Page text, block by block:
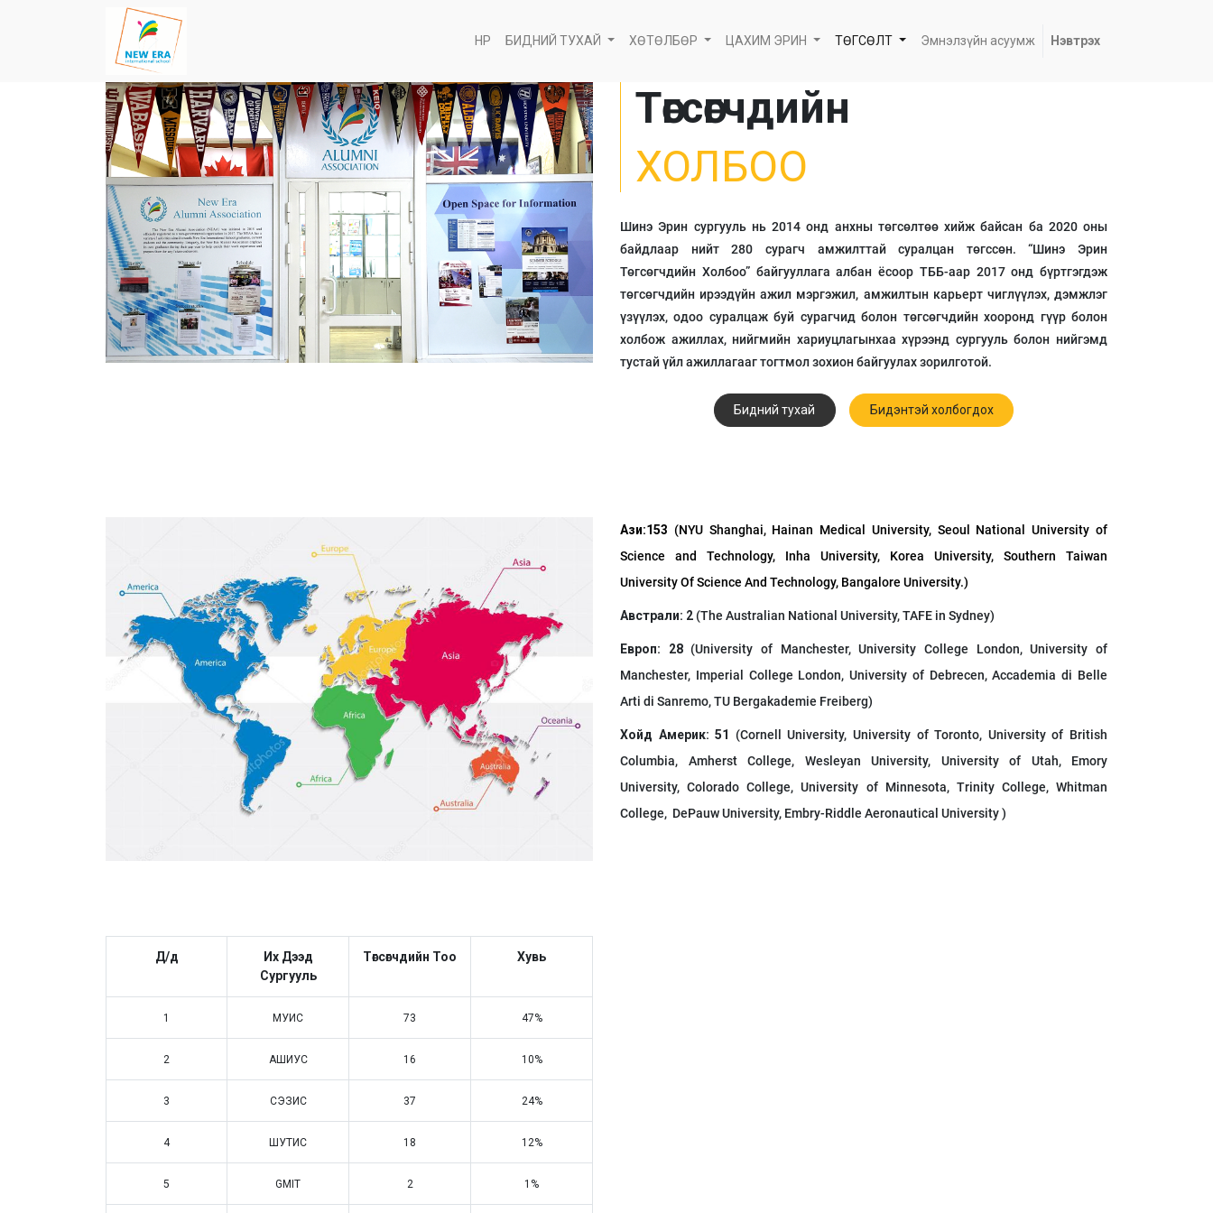
НҮҮР БИДНИЙ ТУХАЙ ХӨТӨЛБӨР ЦАХИМ ЭРИН ТӨГСӨЛТ Эмнэлзүйн асуумж Нэвтрэх
Төгсөгчдийн
ХОЛБОО
Шинэ Эрин сургууль нь 2014 онд анхны төгсөлтөө хийж байсан ба 2020 оны
байдлаар нийт 280 сурагч амжилттай суралцан төгссөн. “Шинэ Эрин
Төгсөгчдийн Холбоо” байгууллага албан ёсоор ТББ-аар 2017 онд бүртгэгдэж
төгсөгчдийн ирээдүйн ажил мэргэжил, амжилтын карьерт чиглүүлэх, дэмжлэг
үзүүлэх, одоо суралцаж буй сурагчид болон төгсөгчдийн хооронд гүүр болон
холбож ажиллах, нийгмийн хариуцлагынхаа хүрээнд сургууль болон нийгэмд
тустай үйл ажиллагааг тогтмол зохион байгуулах зорилготой.
Бидний тухай Бидэнтэй холбогдох
Ази:153 (NYU Shanghai, Hainan Medical University, Seoul National University of
Science and Technology, Inha University, Korea University, Southern Taiwan
University Of Science And Technology, Bangalore University.)
Австрали: 2 (The Australian National University, TAFE in Sydney)
Европ: 28 (University of Manchester, University College London, University of
Manchester, Imperial College London, University of Debrecen, Accademia di Belle
Arti di Sanremo, TU Bergakademie Freiberg)
Хойд Америк: 51
(Cornell University, University of Toronto, University of British
Columbia, Amherst College, Wesleyan University, University of Utah, Emory
University, Colorado College, University of Minnesota, Trinity College, Whitman
College, DePauw University, Embry-Riddle Aeronautical University )
Д/д
Их Дээд
Сургууль
Төгсөгчдийн Тоо Хувь
1 МУИС 73 47%
2 АШИУС 16 10%
3 СЭЗИС 37 24%
4 ШУТИС 18 12%
5 GMIT 2 1%